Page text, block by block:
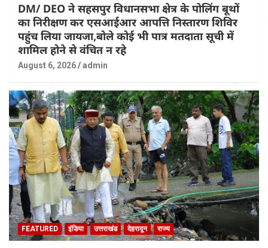
DM/ DEO ने सहसपुर विधानसभा क्षेत्र के पोलिंग बूथों
का निरीक्षण कर एसआईआर आपत्ति निस्तारण शिविर
पहुंच लिया जायजा,बोले कोई भी पात्र मतदाता सूची में
शामिल होने से वंचित न रहे
August 6, 2026 admin
FEATURED इंडिया उत्तराखंड देहरादून राज्य